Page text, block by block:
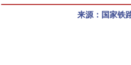
来源：国家